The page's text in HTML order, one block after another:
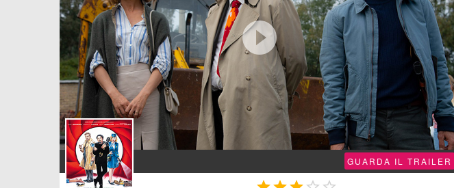

GUARDA IL TRAILER